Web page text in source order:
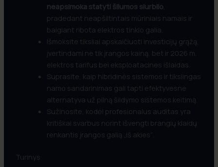
neapsimoka statyti šilumos siurblio
pradedant neapšiltintais mūriniais namais ir
baigiant ribota elektros tinklo galia.
Išmoksite tiksliai apskaičiuoti investicijų grąžą,
įvertindami ne tik įrangos kainą, bet ir 2026 m.
elektros tarifus bei eksploatacines išlaidas.
Suprasite, kaip hibridinės sistemos ir tikslingas
namo sandarinimas gali tapti efektyvesne
alternatyva už pilną šildymo sistemos keitimą.
Sužinosite, kodėl profesionalus auditas yra
kritiškai svarbus norint išvengti brangių klaidų
renkantis įrangos galią „iš akies“.
Turinys